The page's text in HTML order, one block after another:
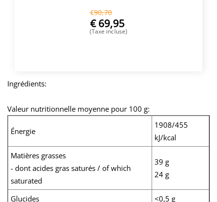
€90,70
€69,95
(Taxe incluse)
Ingrédients:
Valeur nutritionnelle moyenne pour 100 g:
Énergie
1908/455
kJ/kcal
Matières grasses
- dont acides gras saturés / of which
saturated
39 g
24 g
Glucides
<0,5 g